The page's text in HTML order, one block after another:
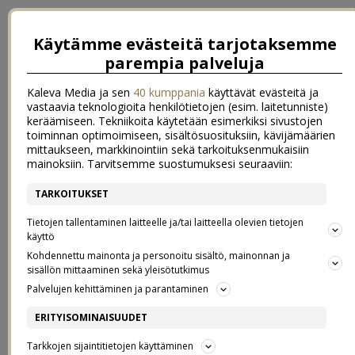
gone to the beach
13.7.2018
Hepskukkuu!
Käytämme evästeitä tarjotaksemme
parempia palveluja
Kaleva Media ja sen 40 kumppania käyttävät evästeitä ja
vastaavia teknologioita henkilötietojen (esim. laitetunniste)
keräämiseen. Tekniikoita käytetään esimerkiksi sivustojen
toiminnan optimoimiseen, sisältösuosituksiin, kävijämäärien
mittaukseen, markkinointiin sekä tarkoituksenmukaisiin
mainoksiin. Tarvitsemme suostumuksesi seuraaviin:
TARKOITUKSET
Tietojen tallentaminen laitteelle ja/tai laitteella olevien tietojen
käyttö
Kohdennettu mainonta ja personoitu sisältö, mainonnan ja
sisällön mittaaminen sekä yleisötutkimus
Palvelujen kehittäminen ja parantaminen
ERITYISOMINAISUUDET
Tarkkojen sijaintitietojen käyttäminen